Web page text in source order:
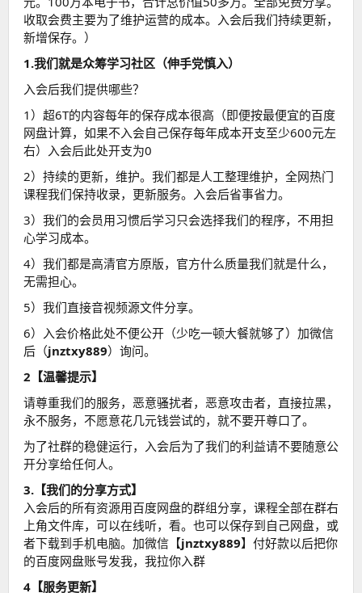
收取会费主要为了维护运营的成本。入会后我们持续更新，
新增保存。）
1.我们就是众筹学习社区（伸手党慎入）
入会后我们提供哪些？
1）超6T的内容每年的保存成本很高（即便按最便宜的百度
网盘计算，如果不入会自己保存每年成本开支至少600元左
右）入会后此处开支为0
2）持续的更新，维护。我们都是人工整理维护，全网热门
课程我们保持收录，更新服务。入会后省事省力。
3）我们的会员用习惯后学习只会选择我们的程序，不用担
心学习成本。
4）我们都是高清官方原版，官方什么质量我们就是什么，
无需担心。
5）我们直接音视频源文件分享。
6）入会价格此处不便公开（少吃一顿大餐就够了）加微信
后（jnztxy889）询问。
2【温馨提示】
请尊重我们的服务，恶意骚扰者，恶意攻击者，直接拉黑，
永不服务，不愿意花几元钱尝试的，就不要开尊口了。
为了社群的稳健运行，入会后为了我们的利益请不要随意公
开分享给任何人。
3.【我们的分享方式】
入会后的所有资源用百度网盘的群组分享，课程全部在群右
上角文件库，可以在线听，看。也可以保存到自己网盘，或
者下载到手机电脑。加微信【jnztxy889】付好款以后把你
的百度网盘账号发我，我拉你入群
4【服务更新】